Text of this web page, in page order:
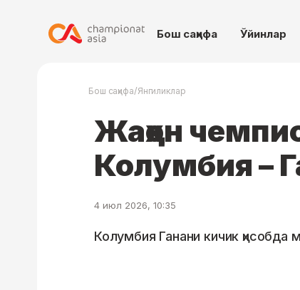
Бош саҳифа Ўйинлар
Бош саҳифа/Янгиликлар
Жаҳон
Колумбия –
4 июл 2026, 10:35
Колумбия Ганани кичик